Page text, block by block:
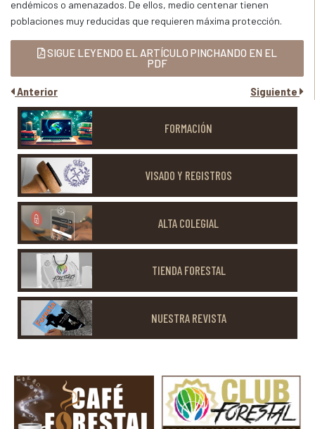
endémicos o amenazados. De ellos, medio centenar tienen
poblaciones muy reducidas que requieren máxima protección.
SIGUE LEYENDO EL ARTÍCULO PINCHANDO EN EL
PDF
Anterior Siguiente
FORMACIÓN
VISADO Y REGISTROS
ALTA COLEGIAL
TIENDA FORESTAL
NUESTRA REVISTA